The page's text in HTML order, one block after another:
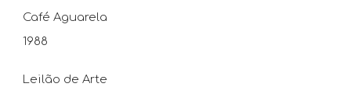
Café Aguarela
1988
Leilão de Arte